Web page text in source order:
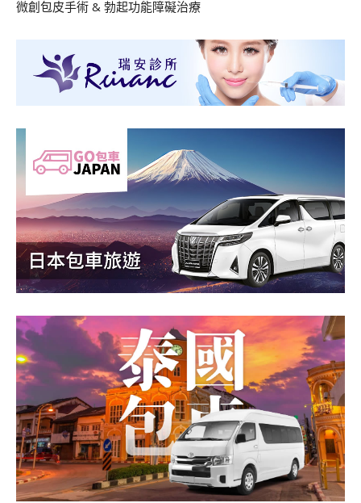
微創包皮手術 & 勃起功能障礙治療